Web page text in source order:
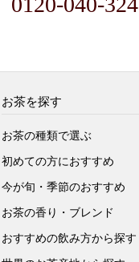
お茶を探す
お茶の種類で選ぶ
初めての方におすすめ
今が旬・季節のおすすめ
お茶の香り・ブレンド
おすすめの飲み方から探す